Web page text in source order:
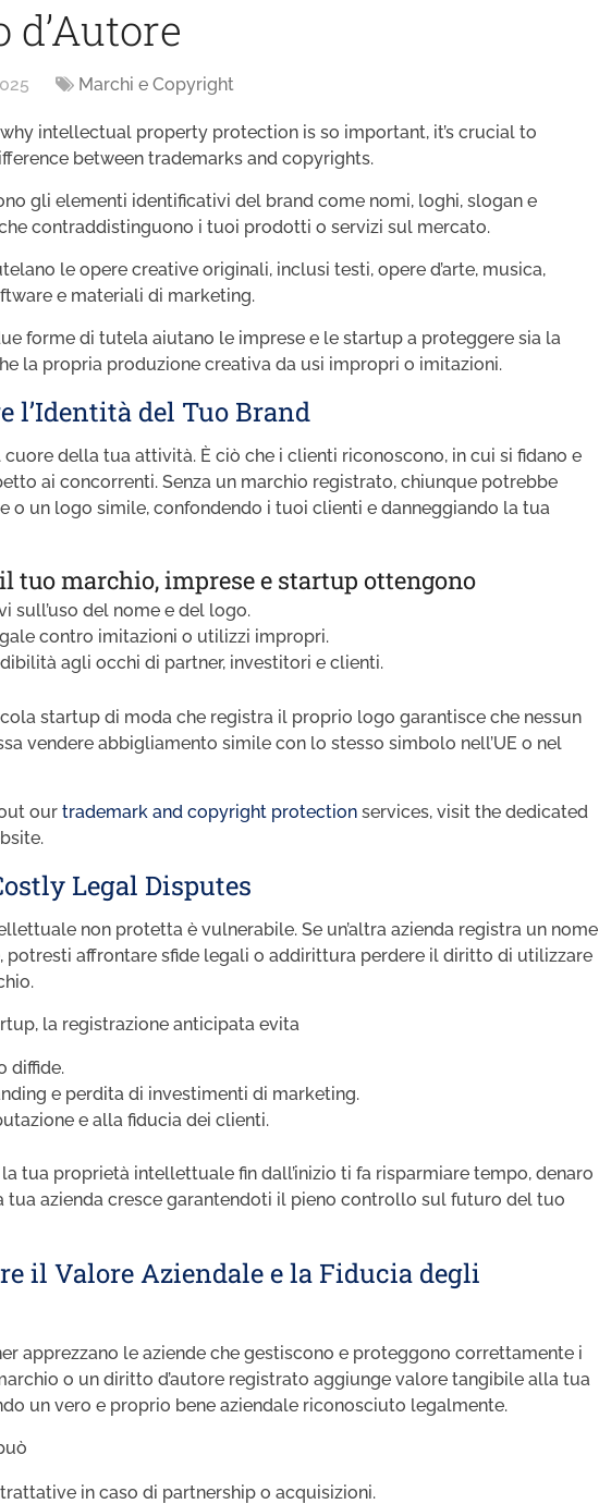
Marchi e Copyright
intellectual property protection is so important, it’s crucial to
between trademarks and copyrights.
gli elementi identificativi del brand come nomi, loghi, slogan e
contraddistinguono i tuoi prodotti o servizi sul mercato.
le opere creative originali, inclusi testi, opere d’arte, musica,
e materiali di marketing.
forme di tutela aiutano le imprese e le startup a proteggere sia la
la propria produzione creativa da usi impropri o imitazioni.
l’Identità del Tuo Brand
della tua attività. È ciò che i clienti riconoscono, in cui si fidano e
ai concorrenti. Senza un marchio registrato, chiunque potrebbe
o un logo simile, confondendo i tuoi clienti e danneggiando la tua
tuo marchio, imprese e startup ottengono
sull’uso del nome e del logo.
contro imitazioni o utilizzi impropri.
agli occhi di partner, investitori e clienti.
startup di moda che registra il proprio logo garantisce che nessun
vendere abbigliamento simile con lo stesso simbolo nell’UE o nel
ourtrademark and copyright protection services, visit the dedicated
Legal Disputes
non protetta è vulnerabile. Se un’altra azienda registra un nome
potresti affrontare sfide legali o addirittura perdere il diritto di utilizzare
la registrazione anticipata evita
diffide.
e perdita di investimenti di marketing.
e alla fiducia dei clienti.
tua proprietà intellettuale fin dall’inizio ti fa risparmiare tempo, denaro
tua azienda cresce garantendoti il pieno controllo sul futuro del tuo
il Valore Aziendale e la Fiducia degli
apprezzano le aziende che gestiscono e proteggono correttamente i
o un diritto d’autore registrato aggiunge valore tangibile alla tua
un vero e proprio bene aziendale riconosciuto legalmente.
in caso di partnership o acquisizioni.